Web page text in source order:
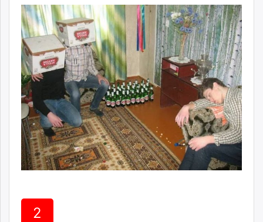
ikon.mn
mnb.mn
Livetv.mn
Eguur.mn
24tsag.mn
shuud.mn
eagle.mn
ergelt.mn
zarig.mn
today.mn
zuv.mn
mminfo.mn
urlag.mn
unen.mn
2